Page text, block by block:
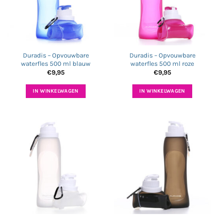
Duradis – Opvouwbare
waterfles 500 ml blauw
€9,95
IN WINKELWAGEN
Duradis – Opvouwbare
waterfles 500 ml roze
€9,95
IN WINKELWAGEN